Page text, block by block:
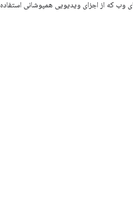
وب که از اجزای ویدیویی همپوشانی استفاده